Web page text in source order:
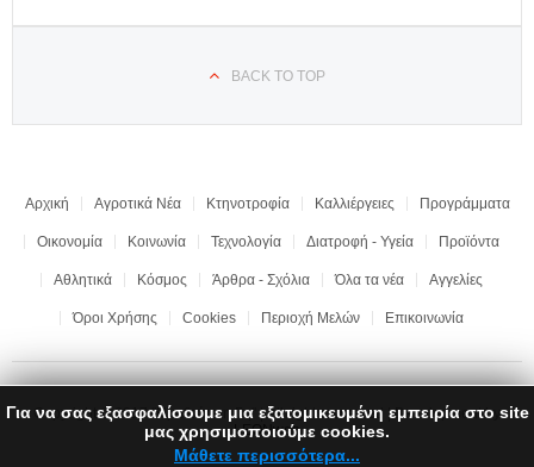
BACK TO TOP
Αρχική Αγροτικά Νέα Κτηνοτροφία Καλλιέργειες Προγράμματα
Οικονομία Κοινωνία Τεχνολογία Διατροφή - Υγεία Προϊόντα
Αθλητικά Κόσμος Άρθρα - Σχόλια Όλα τα νέα Αγγελίες
Όροι Χρήσης Cookies Περιοχή Μελών Επικοινωνία
Copyright © 2017 "Ημαθιώτικη Γη" | All rights reserved | Development by
LEONweb
Για να σας εξασφαλίσουμε μια εξατομικευμένη εμπειρία στο site
μας χρησιμοποιούμε cookies.
Μάθετε περισσότερα...